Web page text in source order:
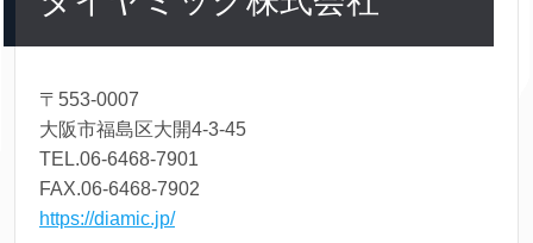
〒553-0007
大阪市福島区大開4-3-45
TEL.06-6468-7901
FAX.06-6468-7902
https://diamic.jp/